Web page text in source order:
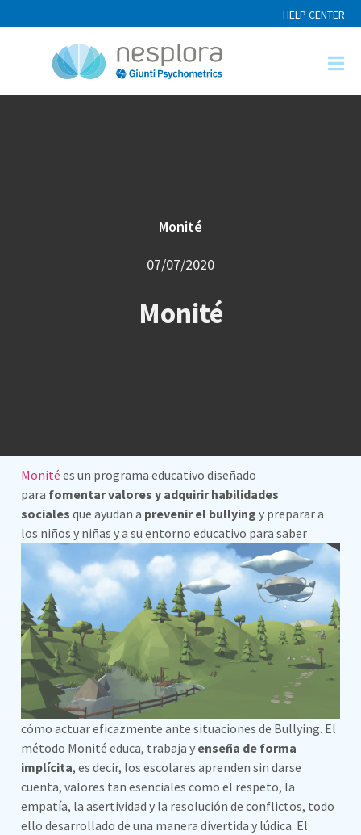
HELP CENTER
Monité
07/07/2020
Monité
Monité es un programa educativo diseñado
para fomentar valores y adquirir habilidades
sociales que ayudan a prevenir el bullying y preparar a
los niños y niñas y a su entorno educativo para saber
cómo actuar eficazmente ante situaciones de Bullying. El
método Monité educa, trabaja y enseña de forma
implícita, es decir, los escolares aprenden sin darse
cuenta, valores tan esenciales como el respeto, la
empatía, la asertividad y la resolución de conflictos, todo
ello desarrollado de una manera divertida y lúdica. El